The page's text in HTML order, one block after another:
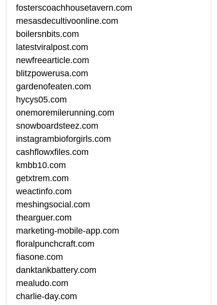
fosterscoachhousetavern.com
mesasdecultivoonline.com
boilersnbits.com
latestviralpost.com
newfreearticle.com
blitzpowerusa.com
gardenofeaten.com
hycys05.com
onemoremilerunning.com
snowboardsteez.com
instagrambioforgirls.com
cashflowxfiles.com
kmbb10.com
getxtrem.com
weactinfo.com
meshingsocial.com
thearguer.com
marketing-mobile-app.com
floralpunchcraft.com
fiasone.com
danktankbattery.com
mealudo.com
charlie-day.com